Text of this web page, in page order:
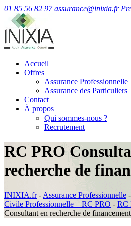
01 85 56 82 97 assurance@inixia.fr
Accueil
Offres
Assurance Professionnelle
Assurance des Particuliers
Contact
À propos
Qui sommes-nous ?
Recrutement
RC PRO
recherche de
INIXIA.fr- Assurance Professionnelle -
Civile Professionnelle – RC PRO - RC
Consultant en recherche de financement